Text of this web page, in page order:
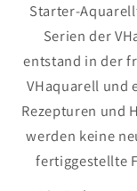
Starter-
Serien der
entstand in der
VHaquarell und
Rezepturen und
werden keine
fertiggestellte